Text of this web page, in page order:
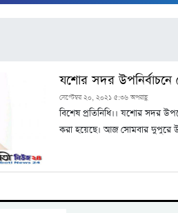
যশোর সদর উপনির্বাচনে
সেপ্টেম্বর ২০, ২০২১ ৫:৩৬ অপরাহ্ণ
বিশেষ প্রতিনিধি।। যশোর সদর
করা হয়েছে। আজ সোমবার দুপুরে